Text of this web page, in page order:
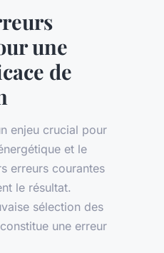
une
de
enjeu crucial pour
et le
erreurs courantes
le résultat.
sélection des
une erreur